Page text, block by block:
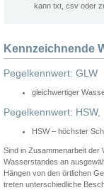
kann txt, csv oder
Kennzeichnende
Pegelkennwert: GLW
gleichwertiger
Pegelkennwert:
HSW – höchster
Sind in Zusammenarbeit
Wasserstandes an
Hängen von den örtlichen
treten unterschiedliche